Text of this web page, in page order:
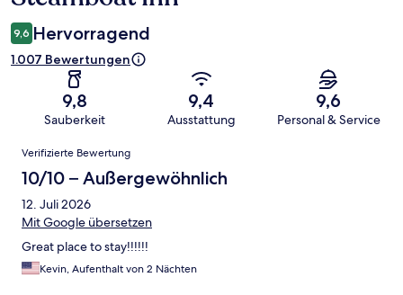
9,6 Hervorragend
1.007 Bewertungen
9,8
Sauberkeit
9,4
Ausstattung
9,6
Personal & Service
Bewertungen
Verifizierte Bewertung
10/10 – Außergewöhnlich
12. Juli 2026
Mit Google übersetzen
Great place to stay!!!!!!
Kevin, Aufenthalt von 2 Nächten